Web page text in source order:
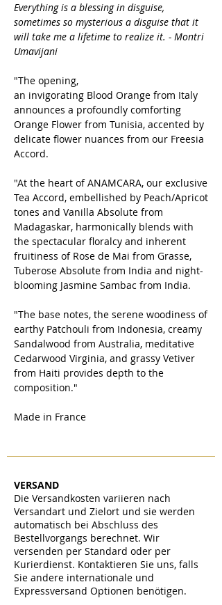
Everything is a blessing in disguise,
sometimes so mysterious a disguise that it
will take me a lifetime to realize it. - Montri
Umavijani
"The opening,
an invigorating Blood Orange from Italy
announces a profoundly comforting
Orange Flower from Tunisia, accented by
delicate flower nuances from our Freesia
Accord.
"At the heart of ANAMСARA, our exclusive
Tea Accord, embellished by Peach/Apricot
tones and Vanilla Absolute from
Madagaskar, harmonically blends with
the spectacular floralcy and inherent
fruitiness of Rose de Mai from Grasse,
Tuberose Absolute from India and night-
blooming Jasmine Sambac from India.
"The base notes, the serene woodiness of
earthy Patchouli from Indonesia, creamy
Sandalwood from Australia, meditative
Cedarwood Virginia, and grassy Vetiver
from Haiti provides depth to the
composition."
Made in France
VERSAND
Die Versandkosten variieren nach
Versandart und Zielort und sie werden
automatisch bei Abschluss des
Bestellvorgangs berechnet. Wir
versenden per Standard oder per
Kurierdienst. Kontaktieren Sie uns, falls
Sie andere internationale und
Expressversand Optionen benötigen.